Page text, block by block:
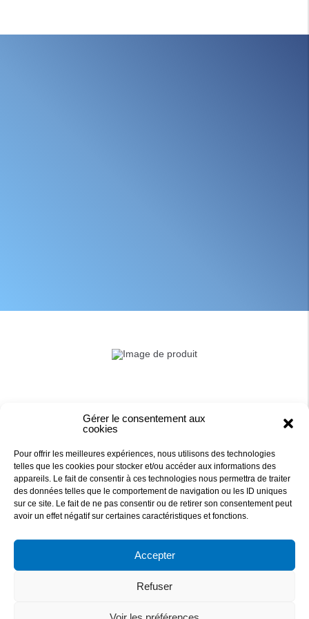
Gérer le consentement aux
cookies
Pour offrir les meilleures expériences, nous utilisons des technologies
telles que les cookies pour stocker et/ou accéder aux informations des
appareils. Le fait de consentir à ces technologies nous permettra de traiter
des données telles que le comportement de navigation ou les ID uniques
sur ce site. Le fait de ne pas consentir ou de retirer son consentement peut
avoir un effet négatif sur certaines caractéristiques et fonctions.
Accepter
Refuser
DAQUA
829 876 705 R.C.S NANTES